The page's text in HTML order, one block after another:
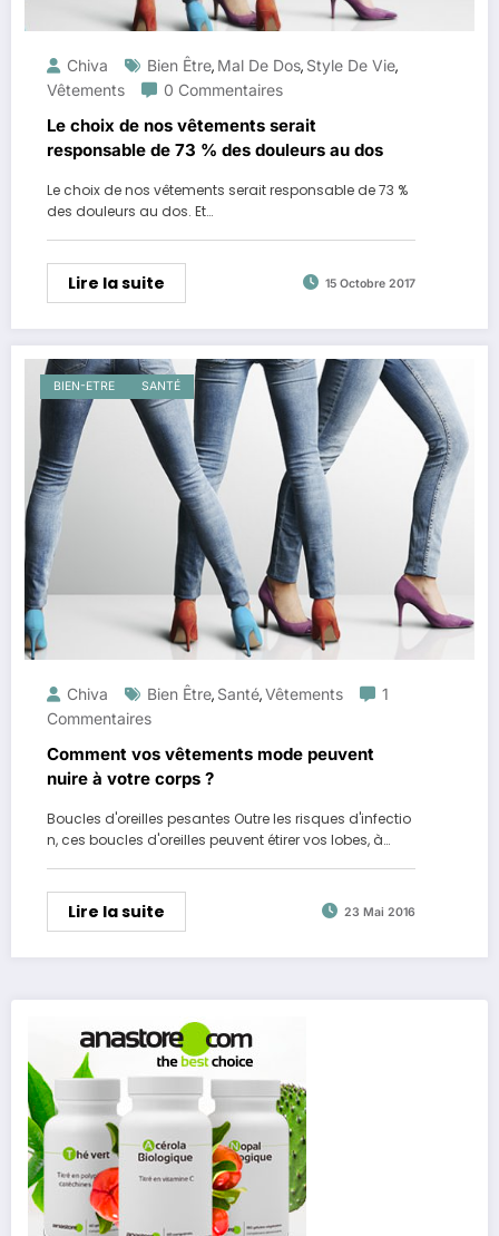
Chiva Bien Être, Mal De Dos, Style De Vie,
Vêtements
0 Commentaires
Le choix de nos vêtements serait
responsable de 73 % des douleurs au dos
Le choix de nos vêtements serait responsable de 73 %
des douleurs au dos. Et…
Lire la suite 15 Octobre 2017
BIEN-ETRE SANTÉ
Chiva Bien Être, Santé,Vêtements
1
Commentaires
Comment vos vêtements mode peuvent
nuire à votre corps ?
Boucles d'oreilles pesantes Outre les risques d'infectio
n, ces boucles d'oreilles peuvent étirer vos lobes, à…
Lire la suite 23 Mai 2016